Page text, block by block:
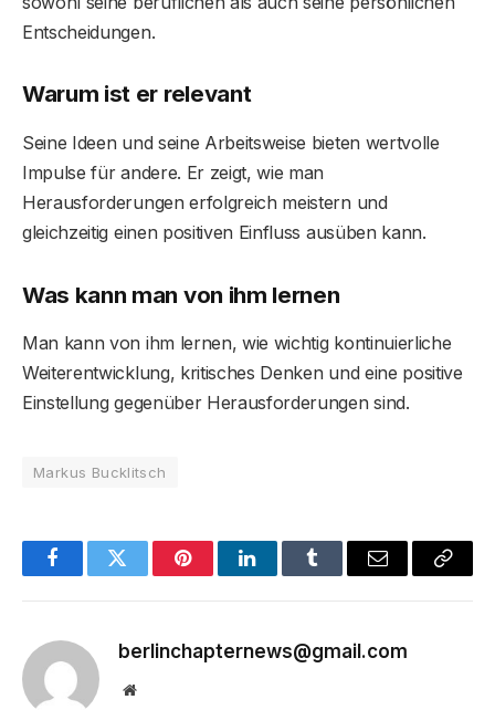
Entscheidungen.
Warum ist er relevant
Seine Ideen und seine Arbeitsweise bieten wertvolle
Impulse für andere. Er zeigt, wie man
Herausforderungen erfolgreich meistern und
gleichzeitig einen positiven Einfluss ausüben kann.
Was kann man von ihm lernen
Man kann von ihm lernen, wie wichtig kontinuierliche
Weiterentwicklung, kritisches Denken und eine positive
Einstellung gegenüber Herausforderungen sind.
Markus Bucklitsch
FacebookTwitter PinterestLinkedInTumblr Email
Copy
berlinchapternews@gmail.com
Website